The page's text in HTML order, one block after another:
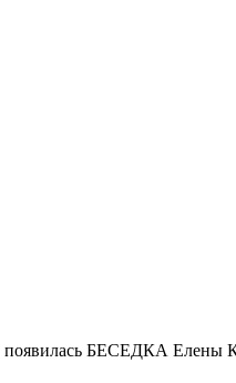
появилась БЕСЕДКА